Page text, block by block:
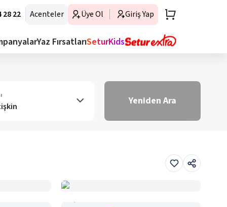
28 22 Acenteler Üye Ol Giriş Yap
Yaz FırsatlarıSeturKids
Yeniden Ara